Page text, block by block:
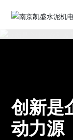
创新是
动力源